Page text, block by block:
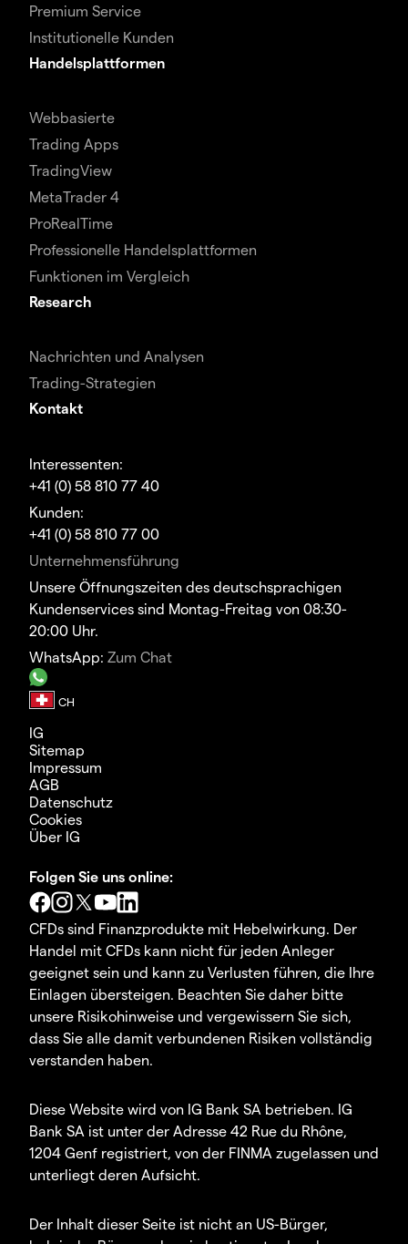
Premium Service
Institutionelle Kunden
Handelsplattformen
Webbasierte
Trading Apps
TradingView
MetaTrader 4
ProRealTime
Professionelle Handelsplattformen
Funktionen im Vergleich
Research
Nachrichten und Analysen
Trading-Strategien
Kontakt
Interessenten:
+41 (0) 58 810 77 40
Kunden:
+41 (0) 58 810 77 00
Unternehmensführung
Unsere Öffnungszeiten des deutschsprachigen
Kundenservices sind Montag-Freitag von 08:30-
20:00 Uhr.
WhatsApp: Zum Chat
IG
Sitemap
Impressum
AGB
Datenschutz
Cookies
Über IG
Folgen Sie uns online:
CFDs sind Finanzprodukte mit Hebelwirkung. Der
Handel mit CFDs kann nicht für jeden Anleger
geeignet sein und kann zu Verlusten führen, die Ihre
Einlagen übersteigen. Beachten Sie daher bitte
unsere Risikohinweise und vergewissern Sie sich,
dass Sie alle damit verbundenen Risiken vollständig
verstanden haben.
Diese Website wird von IG Bank SA betrieben. IG
Bank SA ist unter der Adresse 42 Rue du Rhône,
1204 Genf registriert, von der FINMA zugelassen und
unterliegt deren Aufsicht.
Der Inhalt dieser Seite ist nicht an US-Bürger,